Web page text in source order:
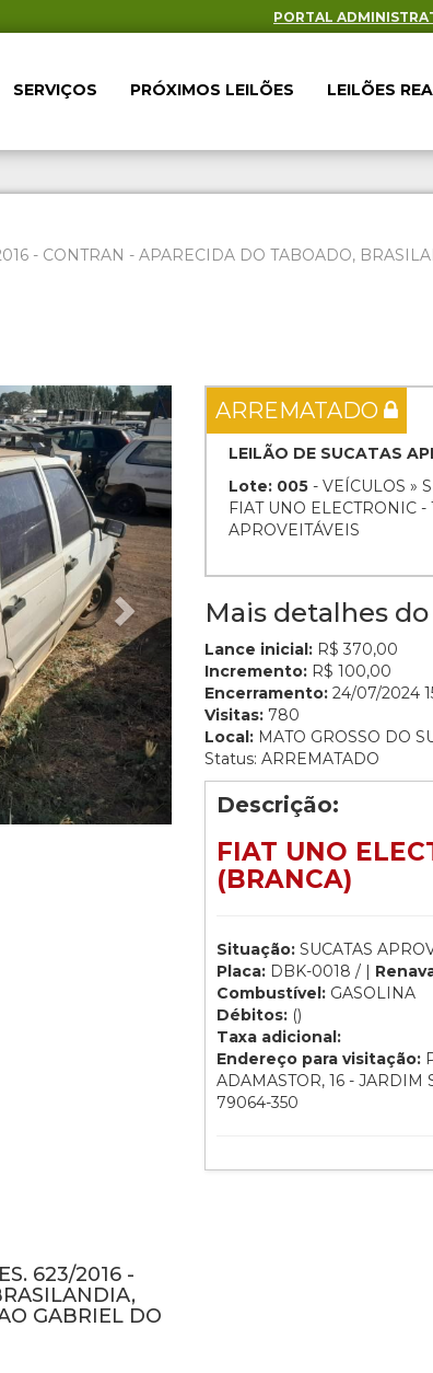
PORTAL
SERVIÇOS PRÓXIMOS LEILÕES LEILÕES
- CONTRAN - APARECIDA DO TABOADO,
Next ARREMATADO
LEILÃO DE SUCATAS
Lote: 005 - VEÍCULOS »
FIAT UNO ELECTRONIC -
APROVEITÁVEIS
Mais detalhes
Lance inicial: R$ 370,00
Incremento: R$ 100,00
Encerramento: 24/07/2024
Visitas: 780
Local: MATO GROSSO DO
Status: ARREMATADO
Descrição:
FIAT UNO
(BRANCA)
Situação: SUCATAS
Placa: DBK-0018 / |
Combustível: GASOLINA
Débitos: ()
Taxa adicional:
Endereço para visitação:
ADAMASTOR, 16 - JARDIM
79064-350
623/2016 -
GABRIEL DO